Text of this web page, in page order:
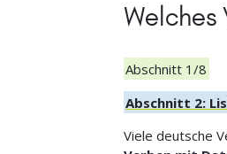
Welches
Abschnitt 1/8
Abschnitt 2:
Viele deutsche